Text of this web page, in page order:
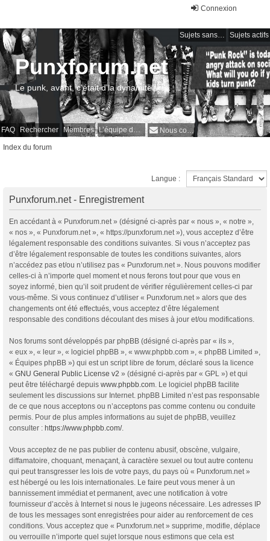
Connexion
Sujets sans réponse Sujets actifs
FAQ Rechercher Membres L’équipe du forum Nous contacter
Punxforum.net
Le punk, avant, c'était d'la dynamite !
Index du forum
Langue :
Punxforum.net - Enregistrement
En accédant à « Punxforum.net » (désigné ci-après par « nous », « notre »,
« nos », « Punxforum.net », « https://punxforum.net »), vous acceptez d’être
légalement responsable des conditions suivantes. Si vous n’acceptez pas
d’être légalement responsable de toutes les conditions suivantes, alors
n’accédez pas et/ou n’utilisez pas « Punxforum.net ». Nous pouvons modifier
celles-ci à n’importe quel moment et nous ferons tout pour que vous en
soyez informé, bien qu’il soit prudent de vérifier régulièrement celles-ci par
vous-même. Si vous continuez d’utiliser « Punxforum.net » alors que des
changements ont été effectués, vous acceptez d’être légalement
responsable des conditions découlant des mises à jour et/ou modifications.
Nos forums sont développés par phpBB (désigné ci-après par « ils »,
« eux », « leur », « logiciel phpBB », « www.phpbb.com », « phpBB Limited »,
« Équipes phpBB ») qui est un script libre de forum, déclaré sous la licence
« GNU General Public License v2 » (désigné ci-après par « GPL ») et qui
peut être téléchargé depuis www.phpbb.com. Le logiciel phpBB facilite
seulement les discussions sur Internet. phpBB Limited n’est pas responsable
de ce que nous acceptons ou n’acceptons pas comme contenu ou conduite
permis. Pour de plus amples informations au sujet de phpBB, veuillez
consulter : https://www.phpbb.com/.
Vous acceptez de ne pas publier de contenu abusif, obscène, vulgaire,
diffamatoire, choquant, menaçant, à caractère sexuel ou tout autre contenu
qui peut transgresser les lois de votre pays, du pays où « Punxforum.net »
est hébergé ou les lois internationales. Le faire peut vous mener à un
bannissement immédiat et permanent, avec une notification à votre
fournisseur d’accès à Internet si nous le jugeons nécessaire. Les adresses IP
de tous les messages sont enregistrées pour aider au renforcement de ces
conditions. Vous acceptez que « Punxforum.net » supprime, modifie, déplace
ou verrouille n’importe quel sujet lorsque nous estimons que cela est